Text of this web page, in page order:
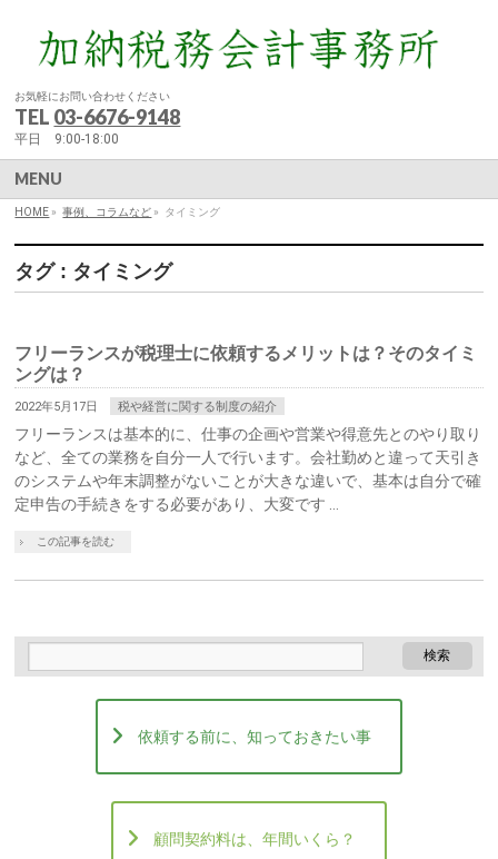
お気軽にお問い合わせください
TEL 03-6676-9148
平日 9:00-18:00
MENU
HOME » 事例、コラムなど » タイミング
タグ : タイミング
フリーランスが税理士に依頼するメリットは？そのタイミ
ングは？
2022年5月17日 税や経営に関する制度の紹介
フリーランスは基本的に、仕事の企画や営業や得意先とのやり取り
など、全ての業務を自分一人で行います。会社勤めと違って天引き
のシステムや年末調整がないことが大きな違いで、基本は自分で確
定申告の手続きをする必要があり、大変です …
この記事を読む
依頼する前に、知っておきたい事
顧問契約料は、年間いくら？